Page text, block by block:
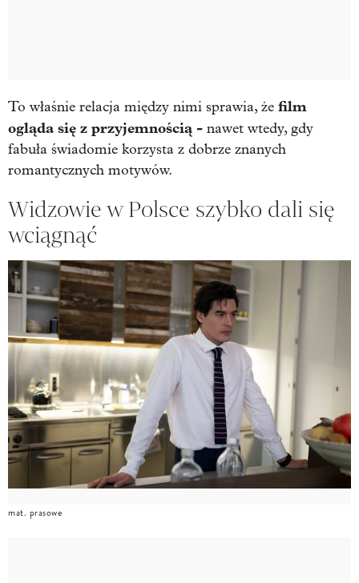
To właśnie relacja między nimi sprawia, że film
ogląda się z przyjemnością - nawet wtedy, gdy
fabuła świadomie korzysta z dobrze znanych
romantycznych motywów.
Widzowie w Polsce szybko dali się
wciągnąć
mat. prasowe